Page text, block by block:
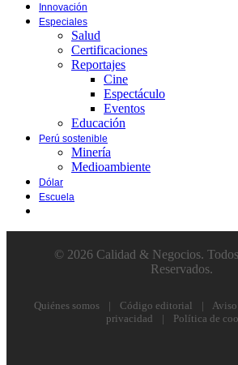
Innovación
Especiales
Salud
Certificaciones
Reportajes
Cine
Espectáculo
Eventos
Educación
Perú sostenible
Minería
Medioambiente
Dólar
Escuela
© 2026 Calidad & Negocios.
Reservados.
Quiénes somos | Código editorial |
privacidad
| Política de